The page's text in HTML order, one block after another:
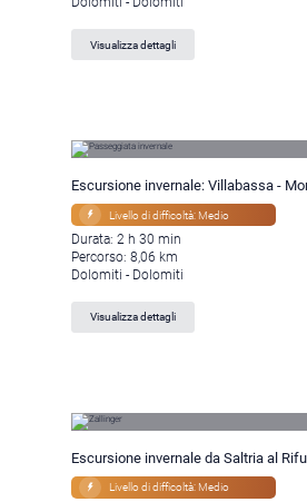
Visualizza dettagli
Escursione invernale: Villabassa -
Livello di difficoltà: Medio
Durata: 2 h 30 min
Percorso: 8,06 km
Dolomiti - Dolomiti
Visualizza dettagli
Escursione invernale da Saltria al
Livello di difficoltà: Medio